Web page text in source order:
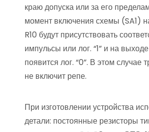
краю допуска или за его
момент включения схемы (SA1)
R10 будут присутствовать
импульсы или лог. “1” и на
появится лог. “0”. В этом случае
не включит репе.
При изготовлении устройства
детали: постоянные резисторы